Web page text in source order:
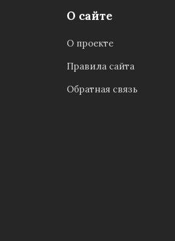
О сайте
О проекте
Правила сайта
Обратная связь